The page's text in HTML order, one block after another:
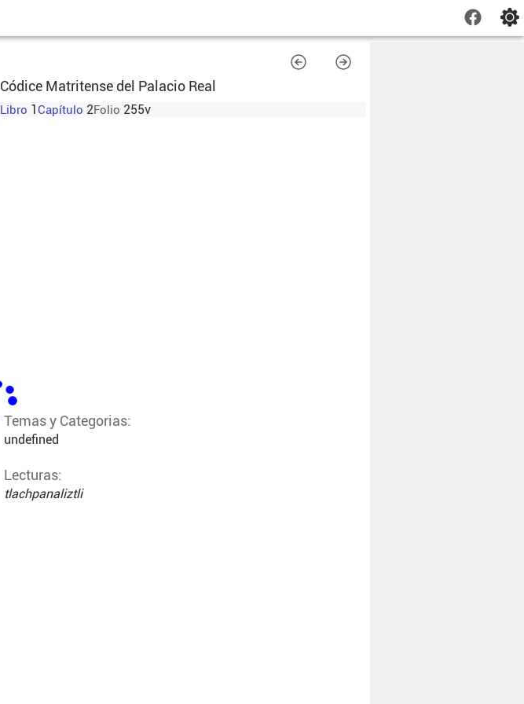
Códice Matritense del Palacio Real
Libro 1Capítulo 2Folio 255v
Temas y Categorias:
undefined
Lecturas:
tlachpanaliztli